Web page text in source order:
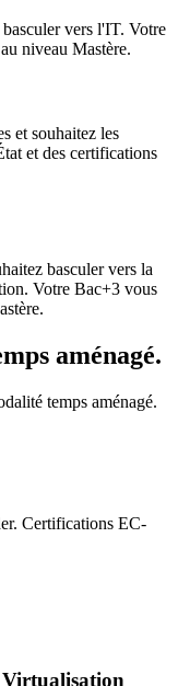
vers l'IT. Votre
niveau Mastère.
et souhaitez les
et des certifications
basculer vers la
Votre Bac+3 vous
aménagé.
temps aménagé.
Certifications EC-